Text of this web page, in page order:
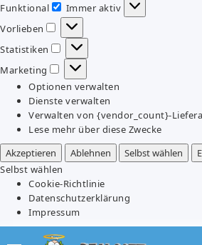
Funktional
Funktional
Immer aktiv
Vorlieben
Vorlieben
Statistiken
Statistiken
Marketing
Marketing
Optionen verwalten
Dienste verwalten
Verwalten von {vendor_count}-
Lese mehr über diese Zwecke
Akzeptieren
Ablehnen Selbst wählen
Selbst wählen
Cookie-Richtlinie
Datenschutzerklärung
Impressum